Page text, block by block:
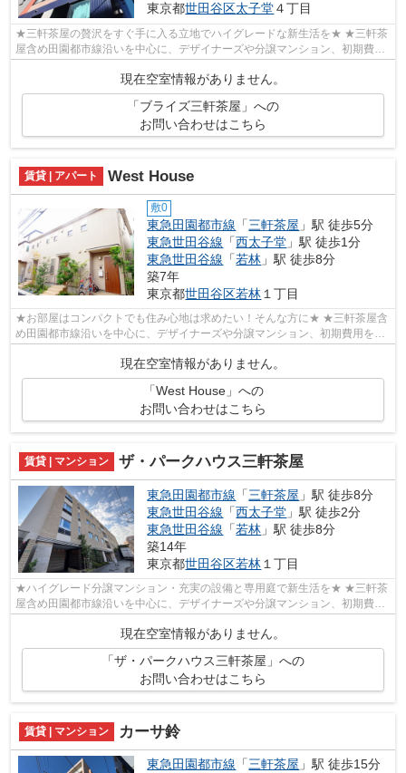
東京都世田谷区太子堂４丁目
★三軒茶屋の贅沢をすぐ手に入る立地でハイグレードな新生活を★ ★三軒茶
屋含め田園都市線沿いを中心に、デザイナーズや分譲マンション、初期費用
を抑えた部屋探しはぜひ当社にお任せく...
現在空室情報がありません。
「ブライズ三軒茶屋」への
お問い合わせはこちら
賃貸 | アパート West House
敷0
東急田園都市線 「三軒茶屋 」駅 徒歩5分
東急世田谷線 「西太子堂 」駅 徒歩1分
東急世田谷線 「若林 」駅 徒歩8分
築7年
東京都世田谷区若林１丁目
★お部屋はコンパクトでも住み心地は求めたい！そんな方に★ ★三軒茶屋含
め田園都市線沿いを中心に、デザイナーズや分譲マンション、初期費用を抑
現在空室情報がありません。
「West House」への
お問い合わせはこちら
賃貸 | マンション ザ・パークハウス三軒茶屋
東急田園都市線 「三軒茶屋 」駅 徒歩8分
東急世田谷線 「西太子堂 」駅 徒歩2分
東急世田谷線 「若林 」駅 徒歩8分
築14年
東京都世田谷区若林 １丁目
★ハイグレード分譲マンション・充実の設備と専用庭で新生活を★ ★三軒茶
屋含め田園都市線沿いを中心に、デザイナーズや分譲マンション、初期費用
現在空室情報がありません。
「ザ・パークハウス三軒茶屋」への
お問い合わせはこちら
賃貸 | マンション カーサ鈴
東急田園都市線 「三軒茶屋 」駅 徒歩15分